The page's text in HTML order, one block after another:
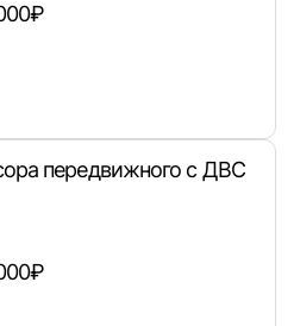
передвижного с ДВС